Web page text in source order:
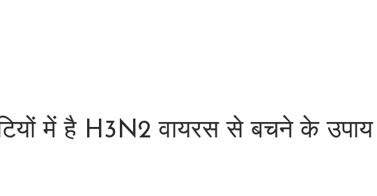
में है H3N2 वायरस से बचने के उपाय